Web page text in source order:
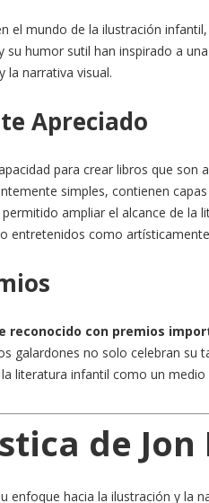
el mundo de la ilustración
humor sutil han inspirado a
la narrativa visual.
Apreciado
para crear libros que son
simples, contienen
ampliar el alcance de la
entretenidos como
reconocido con premios
galardones no solo celebran su
literatura infantil como un medio
de Jon
enfoque hacia la ilustración y la